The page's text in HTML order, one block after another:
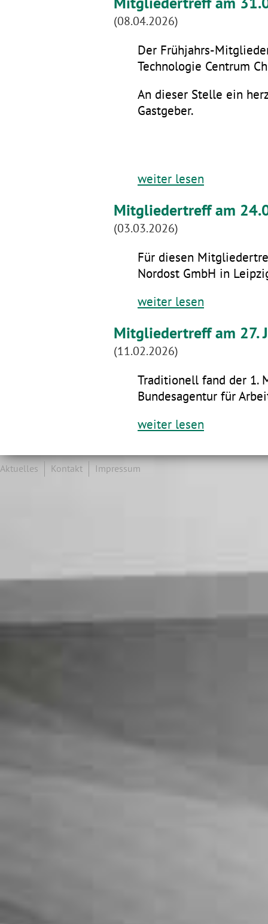
(08.04.2026)
Der Frühjahrs-
Technologie Centrum
An dieser Stelle ein
Gastgeber.
weiter lesen
Mitgliedertreff am
(03.03.2026)
Für diesen
Nordost GmbH in
weiter lesen
Mitgliedertreff am 27.
(11.02.2026)
Traditionell fand der 1.
Bundesagentur für
weiter lesen
Aktuelles Kontakt Impressum